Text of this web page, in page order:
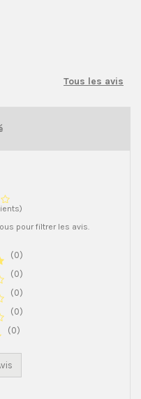
Tous les avis
pour filtrer les avis.
(0)
(0)
(0)
(0)
(0)